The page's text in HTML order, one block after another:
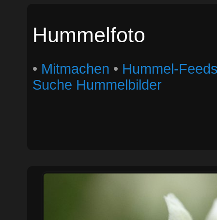
Hummelfoto
• Mitmachen • Hummel-
Suche Hummelbilder